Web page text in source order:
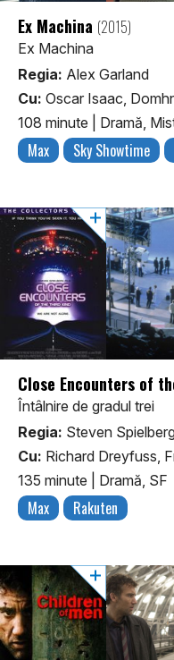
Ex Machina (2015)
Ex Machina
Regia: Alex Garland
Cu: Oscar Isaac,
108 minute
Dramă,
Max Sky Showtime
Close Encounters of
Întâlnire de gradul trei
Regia: Steven
Cu: Richard Dreyfuss,
135 minute
Dramă, SF
Max Rakuten